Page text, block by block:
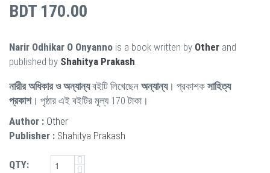
BDT 170.00
Narir Odhikar O Onyanno is a book written by Other and
published by Shahitya Prakash
নারীর অধিকার ও অন্যান্যবইটি লিখেছেন অন্যান্য। প্রকাশক সাহিত্য
প্রকাশ। পৃষ্ঠার এই বইটির মূল্য 170 টাকা।
Author : Other
Publisher : Shahitya Prakash
QTY: